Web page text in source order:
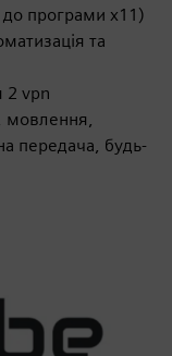
програми x11)
та
2 vpn
мовлення,
передача, будь-